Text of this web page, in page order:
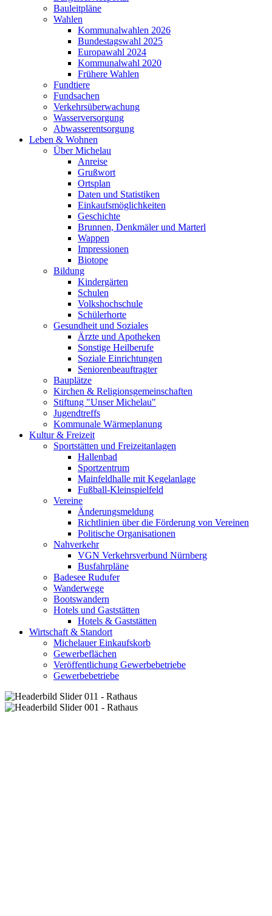
Bauleitpläne
Wahlen
Kommunalwahlen 2026
Bundestagswahl 2025
Europawahl 2024
Kommunalwahl 2020
Frühere Wahlen
Fundtiere
Fundsachen
Verkehrsüberwachung
Wasserversorgung
Abwasserentsorgung
Leben & Wohnen
Über Michelau
Anreise
Grußwort
Ortsplan
Daten und Statistiken
Einkaufsmöglichkeiten
Geschichte
Brunnen, Denkmäler und Marterl
Wappen
Impressionen
Biotope
Bildung
Kindergärten
Schulen
Volkshochschule
Schülerhorte
Gesundheit und Soziales
Ärzte und Apotheken
Sonstige Heilberufe
Soziale Einrichtungen
Seniorenbeauftragter
Bauplätze
Kirchen & Religionsgemeinschaften
Stiftung "Unser Michelau"
Jugendtreffs
Kommunale Wärmeplanung
Kultur & Freizeit
Sportstätten und Freizeitanlagen
Hallenbad
Sportzentrum
Mainfeldhalle mit Kegelanlage
Fußball-Kleinspielfeld
Vereine
Änderungsmeldung
Richtlinien über die Förderung von Vereinen
Politische Organisationen
Nahverkehr
VGN Verkehrsverbund Nürnberg
Busfahrpläne
Badesee Rudufer
Wanderwege
Bootswandern
Hotels und Gaststätten
Hotels & Gaststätten
Wirtschaft & Standort
Michelauer Einkaufskorb
Gewerbeflächen
Veröffentlichung Gewerbebetriebe
Gewerbebetriebe